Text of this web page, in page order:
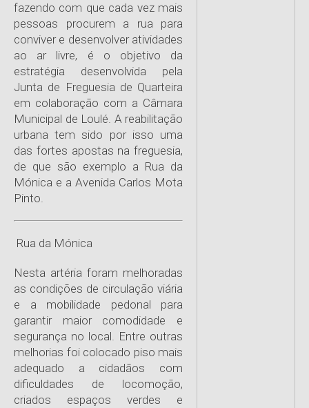
fazendo com que cada vez mais
pessoas procurem a rua para
conviver e desenvolver atividades
ao ar livre, é o objetivo da
estratégia desenvolvida pela
Junta de Freguesia de Quarteira
em colaboração com a Câmara
Municipal de Loulé. A reabilitação
urbana tem sido por isso uma
das fortes apostas na freguesia,
de que são exemplo a Rua da
Mónica e a Avenida Carlos Mota
Pinto.
Rua da Mónica
Nesta artéria foram melhoradas
as condições de circulação viária
e a mobilidade pedonal para
garantir maior comodidade e
segurança no local. Entre outras
melhorias foi colocado piso mais
adequado a cidadãos com
dificuldades de locomoção,
criados espaços verdes e